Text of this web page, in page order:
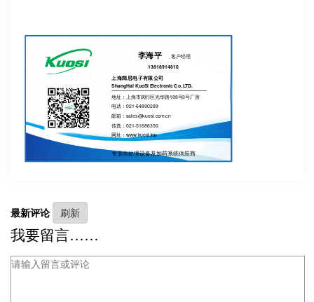
李海平 客户经理
13818914810
上海阔思电子有限公司
ShangHai KuoSi Electronic Co, LTD.
地址：上海市闵行区光华路188号3号厂房
电话：021-64890289
邮箱：sales@kuosi.com.cn
传真：021-51686350
网址：www.kuosi.top
专业水处理设备及加药系统供应商
最新评论
我要留言……